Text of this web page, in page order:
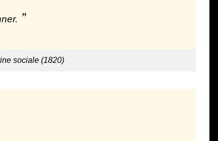
sociale (1820)